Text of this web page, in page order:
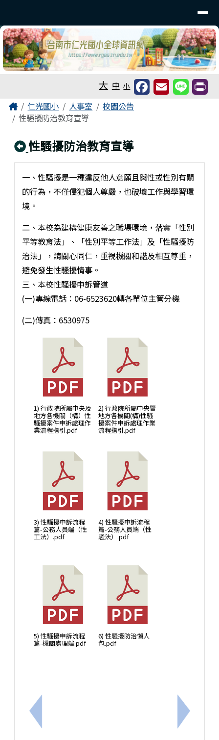
大 中 小
主內容區域
Home仁光國小 人事室
校園公告
性騷擾防治教育宣導
回上頁
性騷擾防治教育宣導
上一筆：教師多元法律諮詢服務
一、性騷擾是一種違反他人意願且與性或性別有關
的行為，不僅侵犯個人尊嚴，也破壞工作與學習環
境。
二、本校為建構健康友善之職場環境，落實「性別
平等教育法」、「性別平等工作法」及「性騷擾防
治法」，請關心同仁，重視機關和諧及相互尊重，
避免發生性騷擾情事。
三、本校性騷擾申訴管道
(一)專線電話：06-6523620轉各單位主管分機
(二)傳真：6530975
1) 行政院所屬中央及
地方各機關（構）性
騷擾案件申訴處理作
業流程指引.pdf
2) 行政院所屬中央暨
地方各機關(構)性騷
擾案件申訴處理作業
流程指引.pdf
3) 性騷擾申訴流程
篇-公務人員端（性
工法）.pdf
4) 性騷擾申訴流程
篇-公務人員端（性
騷法）.pdf
5) 性騷擾申訴流程
篇-機關處理端.pdf
6) 性騷擾防治懶人
包.pdf
下一筆：
頁尾區域